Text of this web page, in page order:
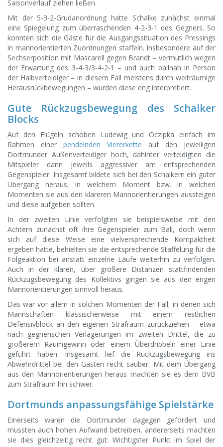
Saisonverlauf ziehen ließen.
Mit der 5-3-2-Grudanordnung hatte Schalke zunächst einmal
eine Spiegelung zum überraschenden 4-2-3-1 des Gegners. So
konnten sich die Gäste für die Ausgangssituation des Pressings
in mannorientierten Zuordnungen staffeln. Insbesondere auf der
Sechserposition mit Mascarell gegen Brandt – vermutlich wegen
der Erwartung des 3-4-3/3-4-2-1 – und auch ballnah in Person
der Halbverteidiger – in diesem Fall meistens durch weiträumige
Herausrückbewegungen – wurden diese eng interpretiert.
Gute Rückzugsbewegung des Schalker
Blocks
Auf den Flügeln schoben Ludewig und Oczipka einfach im
Rahmen einer pendelnden Viererkette auf den jeweiligen
Dortmunder Außenverteidiger hoch, dahinter verteidigten die
Mitspieler dann jeweils aggressiver am entsprechenden
Gegenspieler. Insgesamt bildete sich bei den Schalkern ein guter
Übergang heraus, in welchem Moment bzw. in welchen
Momenten sie aus den klareren Mannorientierungen aussteigen
und diese aufgeben sollten.
In der zweiten Linie verfolgten sie beispielsweise mit den
Achtern zunächst oft ihre Gegenspieler zum Ball, doch wenn
sich auf diese Weise eine vielversprechende Kompaktheit
ergeben hatte, behielten sie die entsprechende Staffelung für die
Folgeaktion bei anstatt einzelne Läufe weiterhin zu verfolgen.
Auch in der klaren, über größere Distanzen stattfindenden
Rückzugsbewegung des Kollektivs gingen sie aus den engen
Mannorientierungen sinnvoll heraus.
Das war vor allem in solchen Momenten der Fall, in denen sich
Mannschaften klassischerweise mit einem restlichen
Defensivblock an den eigenen Strafraum zurückziehen – etwa
nach gegnerischen Verlagerungen im zweiten Drittel, die zu
größerem Raumgewinn oder einem Überdribbeln einer Linie
geführt haben. Insgesamt lief die Rückzugsbewegung ins
Abwehrdrittel bei den Gästen recht sauber. Mit dem Übergang
aus den Mannorientierungen heraus machten sie es dem BVB
zum Strafraum hin schwer.
Dortmunds anpassungsfähige Spielstärke
Einerseits waren die Dortmunder dagegen gefordert und
mussten auch hohen Aufwand betreiben, andererseits machten
sie dies gleichzeitig recht gut: Wichtigster Punkt im Spiel der